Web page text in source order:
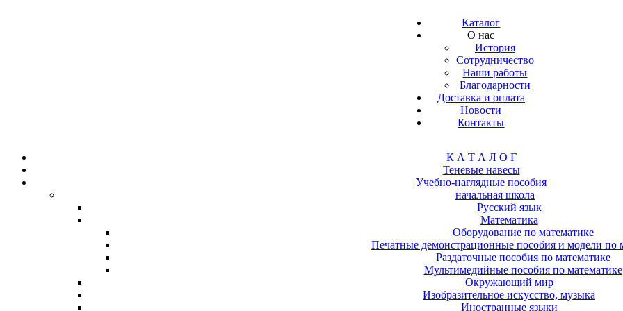
Каталог
О нас
История
Сотрудничество
Наши работы
Благодарности
Доставка и оплата
Новости
Контакты
К А Т А Л О Г
Теневые навесы
Учебно-наглядные пособия
начальная школа
Русский язык
Математика
Оборудование по математике
Печатные демонстрационные пособия и модели по
Раздаточные пособия по математике
Мультимедийные пособия по математике
Окружающий мир
Изобразительное искусство, музыка
Иностранные языки